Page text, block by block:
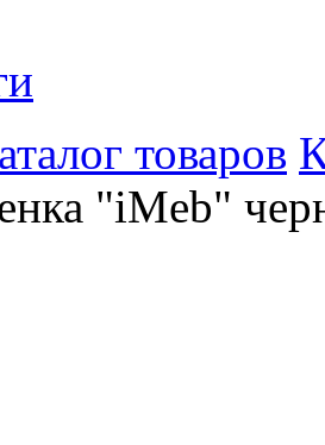
товаров
"iMeb"